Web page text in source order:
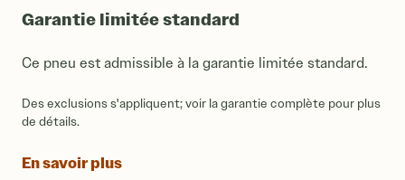
Garantie limitée standard
Ce pneu est admissible à la garantie limitée standard.
Des exclusions s'appliquent; voir la garantie complète pour plus
de détails.
En savoir plus